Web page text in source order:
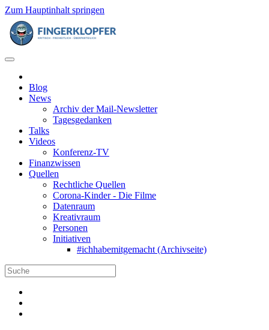
Zum Hauptinhalt springen
Blog
News
Archiv der Mail-Newsletter
Tagesgedanken
Talks
Videos
Konferenz-TV
Finanzwissen
Quellen
Rechtliche Quellen
Corona-Kinder - Die Filme
Datenraum
Kreativraum
Personen
Initiativen
#ichhabemitgemacht (Archivseite)